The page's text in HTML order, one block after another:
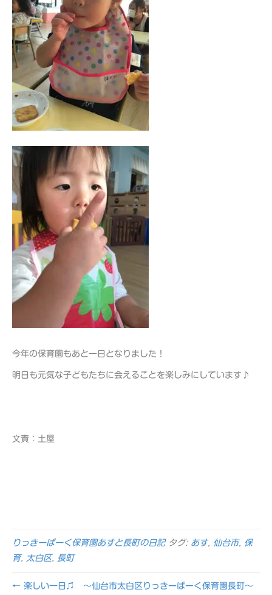
今年の保育園もあと一日となりました！
明日も元気な子どもたちに会えることを楽しみにしています♪
文責：土屋
りっきーぱーく保育園あすと長町の日記タグ: あす, 仙台市, 保
育, 太白区, 長町
← 楽しい一日♫ ～仙台市太白区りっきーぱーく保育園長町～